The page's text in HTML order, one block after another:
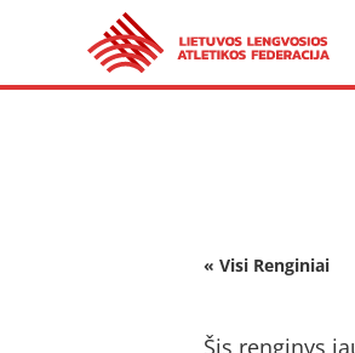
« Visi Renginiai
Šis renginys